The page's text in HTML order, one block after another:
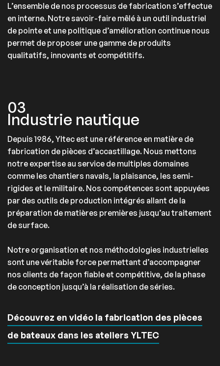
L’ensemble de nos processus de fabrication s’effectue
en interne. Notre savoir-faire mêlé à un outil industriel
de pointe et une politique d’amélioration continue nous
permet de proposer une gamme de produits
qualitatifs, innovants et compétitifs.
03
Industrie nautique
Depuis 1986, Yltec est une référence en matière de
fabrication de pièces d’accastillage. Nous mettons
notre expertise au service de multiples domaines
comme les chantiers navals, la plaisance, les semi-
rigides et le militaire. Nos compétences sont appuyées
par des outils de production intégrés allant de la
préparation de matières premières jusqu’au traitement
de surface.
Notre organisation et nos méthodologies industrielles
sont une véritable force permettant d’accompagner
nos clients de façon fiable et compétitive, de la phase
de conception jusqu’à la réalisation de séries.
Découvrez en vidéo la fabrication des pièces
de bateaux dans les ateliers YLTEC